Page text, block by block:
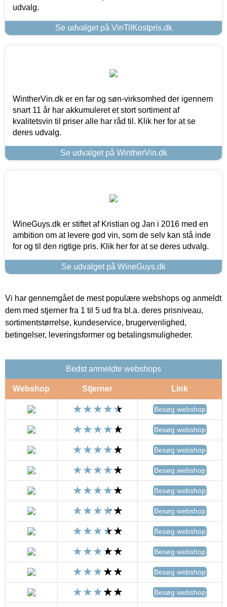
udvalg.
Se udvalget på VinTilKostpris.dk
WintherVin.dk er en far og søn-virksomhed der igennem
snart 11 år har akkumuleret et stort sortiment af
kvalitetsvin til priser alle har råd til. Klik her for at se
deres udvalg.
Se udvalget på WintherVin.dk
WineGuys.dk er stiftet af Kristian og Jan i 2016 med en
ambition om at levere god vin, som de selv kan stå inde
for og til den rigtige pris. Klik her for at se deres udvalg.
Se udvalget på WineGuys.dk
Vi har gennemgået de mest populære webshops og anmeldt
dem med stjerner fra 1 til 5 ud fra bl.a. deres prisniveau,
sortimentstørrelse, kundeservice, brugervenlighed,
betingelser, leveringsformer og betalingsmuligheder.
Bedst anmeldte webshops
Webshop Stjerner Link
Besøg webshop
Besøg webshop
Besøg webshop
Besøg webshop
Besøg webshop
Besøg webshop
Besøg webshop
Besøg webshop
Besøg webshop
Besøg webshop